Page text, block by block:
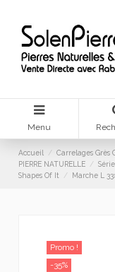
Menu
Accueil Carrelages Grès
PIERRE NATURELLE
Shapes Of It
Marche L
Promo !
-35%